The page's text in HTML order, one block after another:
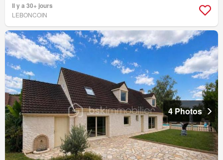
Il y a 30+ jours
LEBONCOIN
4 Photos